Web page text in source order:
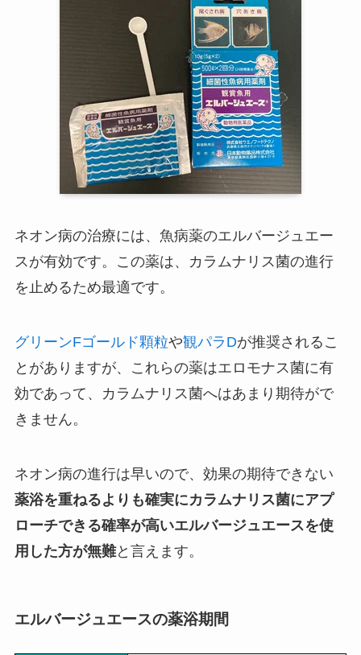
ネオン病の治療には、魚病薬のエルバージュエー
スが有効です。この薬は、カラムナリス菌の進行
を止めるため最適です。
グリーンFゴールド顆粒や観パラDが推奨されるこ
とがありますが、これらの薬はエロモナス菌に有
効であって、カラムナリス菌へはあまり期待がで
きません。
ネオン病の進行は早いので、効果の期待できない
薬浴を重ねるよりも確実にカラムナリス菌にアプ
ローチできる確率が高いエルバージュエースを使
用した方が無難と言えます。
エルバージュエースの薬浴期間